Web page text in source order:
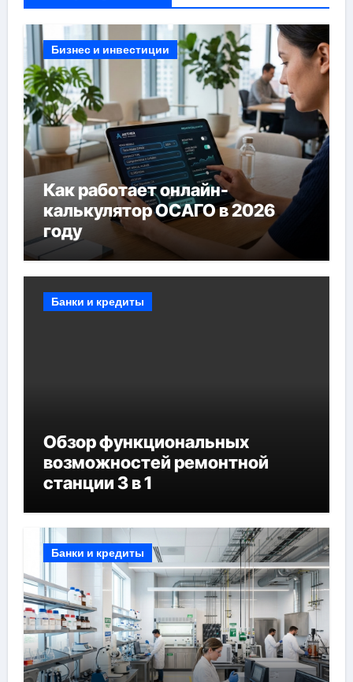
Бизнес и инвестиции
Как работает онлайн-
калькулятор ОСАГО в 2026
году
Банки и кредиты
Обзор функциональных
возможностей ремонтной
станции 3 в 1
Банки и кредиты